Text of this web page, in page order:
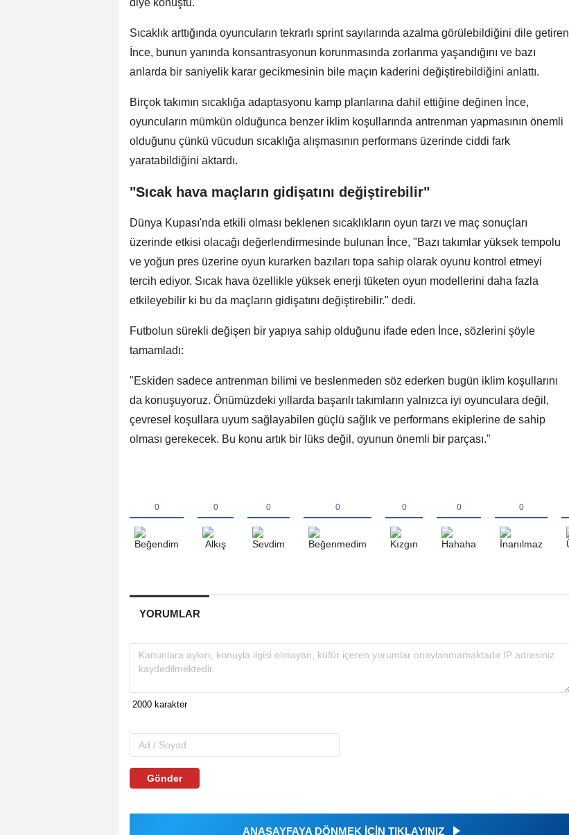
diye konuştu.
Sıcaklık arttığında oyuncuların tekrarlı sprint sayılarında azalma görülebildiğini dile getiren
İnce, bunun yanında konsantrasyonun korunmasında zorlanma yaşandığını ve bazı
anlarda bir saniyelik karar gecikmesinin bile maçın kaderini değiştirebildiğini anlattı.
Birçok takımın sıcaklığa adaptasyonu kamp planlarına dahil ettiğine değinen İnce,
oyuncuların mümkün olduğunca benzer iklim koşullarında antrenman yapmasının önemli
olduğunu çünkü vücudun sıcaklığa alışmasının performans üzerinde ciddi fark
yaratabildiğini aktardı.
"Sıcak hava maçların gidişatını değiştirebilir"
Dünya Kupası'nda etkili olması beklenen sıcaklıkların oyun tarzı ve maç sonuçları
üzerinde etkisi olacağı değerlendirmesinde bulunan İnce, "Bazı takımlar yüksek tempolu
ve yoğun pres üzerine oyun kurarken bazıları topa sahip olarak oyunu kontrol etmeyi
tercih ediyor. Sıcak hava özellikle yüksek enerji tüketen oyun modellerini daha fazla
etkileyebilir ki bu da maçların gidişatını değiştirebilir." dedi.
Futbolun sürekli değişen bir yapıya sahip olduğunu ifade eden İnce, sözlerini şöyle
tamamladı:
"Eskiden sadece antrenman bilimi ve beslenmeden söz ederken bugün iklim koşullarını
da konuşuyoruz. Önümüzdeki yıllarda başarılı takımların yalnızca iyi oyunculara değil,
çevresel koşullara uyum sağlayabilen güçlü sağlık ve performans ekiplerine de sahip
olması gerekecek. Bu konu artık bir lüks değil, oyunun önemli bir parçası."
YORUMLAR
Gönder
ANASAYFAYA DÖNMEK İÇİN TIKLAYINIZ